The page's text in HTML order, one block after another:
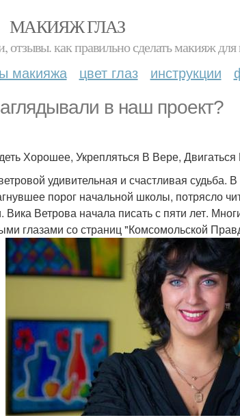
МАКИЯЖ ГЛАЗ
отзывы. как правильно сделать макияж для
макияжа цвет глаз инструкции
в наш проект?
Хорошее, Укрепляться В Вере, Двигаться
удивительная и счастливая судьба.
порог начальной школы, потрясло
Ветрова начала писать с пяти лет.
глазами со страниц "Комсомольской